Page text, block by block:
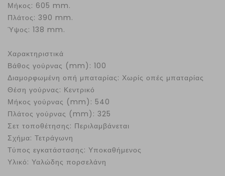
Μήκος: 605 mm.
Πλάτος: 390 mm.
Ύψος: 138 mm.
Χαρακτηριστικά
Βάθος γούρνας (mm): 100
Διαμορφωμένη οπή μπαταρίας: Χωρίς οπές μπαταρίας
Θέση γούρνας: Κεντρικό
Μήκος γούρνας (mm): 540
Πλάτος γούρνας (mm): 325
Σετ τοποθέτησης: Περιλαμβάνεται
Σχήμα: Τετράγωνη
Τύπος εγκατάστασης: Υποκαθήμενος
Υλικό: Υαλώδης πορσελάνη